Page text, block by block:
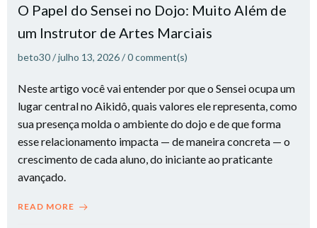
O Papel do Sensei no Dojo: Muito Além de
um Instrutor de Artes Marciais
beto30/julho 13, 2026/0comment(s)
Neste artigo você vai entender por que o Sensei ocupa um
lugar central no Aikidô, quais valores ele representa, como
sua presença molda o ambiente do dojo e de que forma
esse relacionamento impacta — de maneira concreta — o
crescimento de cada aluno, do iniciante ao praticante
avançado.
READ MORE